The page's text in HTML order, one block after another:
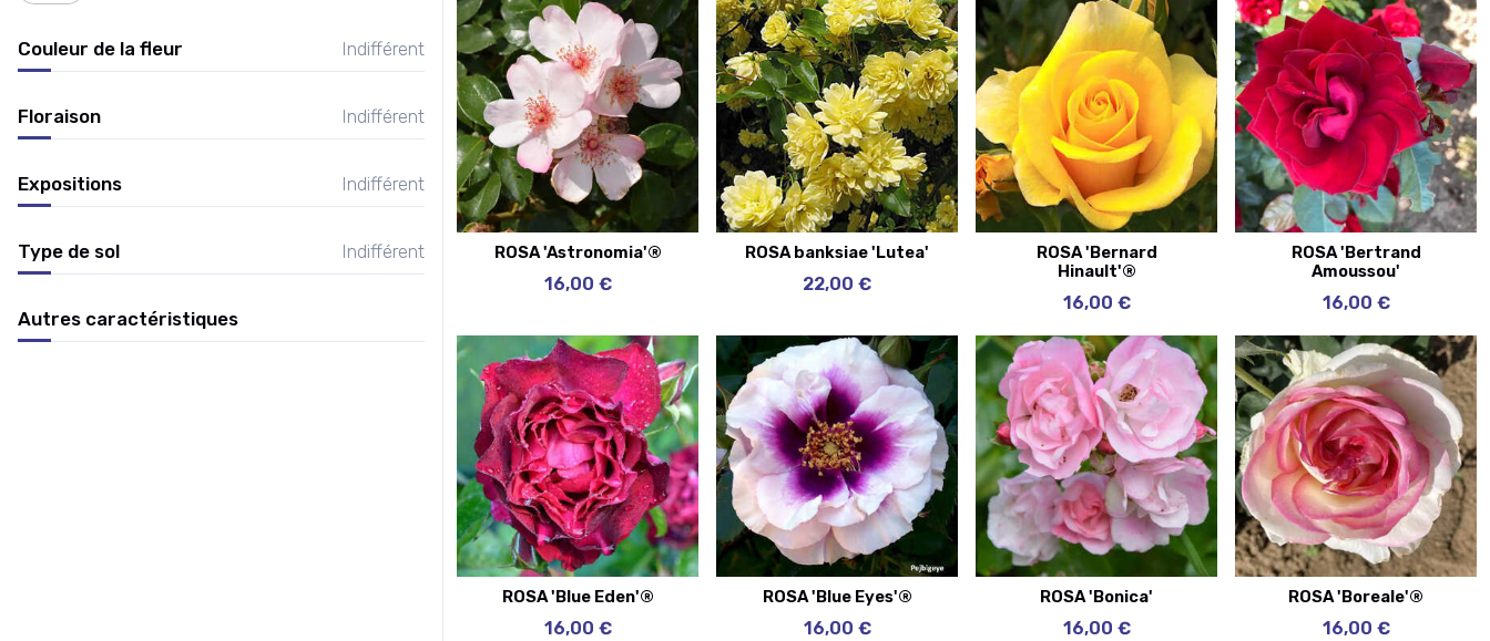
Couleur de la fleur Indifférent
Floraison Indifférent
Expositions Indifférent
Type de sol Indifférent
Autres caractéristiques
ROSA 'Astronomia'®
16,00 €
ROSA banksiae 'Lutea'
22,00 €
ROSA 'Bernard
Hinault'®
16,00 €
ROSA 'Bertrand
Amoussou'
16,00 €
ROSA 'Blue Eden'®
16,00 €
ROSA 'Blue Eyes'®
16,00 €
ROSA 'Bonica'
16,00 €
ROSA 'Boreale'®
16,00 €